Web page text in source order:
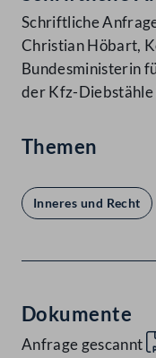
Schriftliche
Christian Höbart,
Bundesministerin
der Kfz-Diebstähle
Themen
Inneres und Recht
Dokumente
Anfrage gescannt